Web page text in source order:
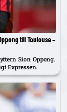
till Toulouse –
Sion Oppong.
Expressen.